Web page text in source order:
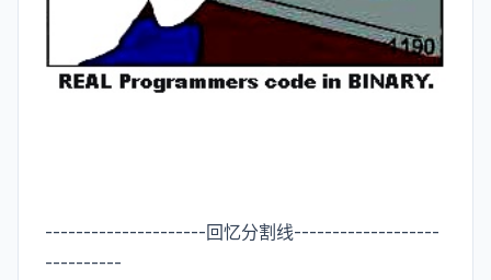
---------------------回忆分割线-------------------
----------